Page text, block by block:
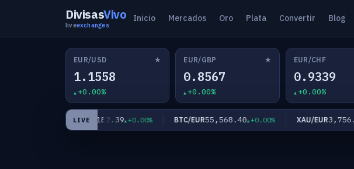
DivisasVivo
liveexchanges
Inicio Mercados Oro Plata Convertir Blog
EUR/USD ★
1.1558
+0.00%
EUR/GBP ★
0.8567
+0.00%
EUR/CHF
0.9339
+0.00%
LIVE
EUR/JPY182.39 +0.00% BTC/EUR55,568.40 +0.00% XAU/EUR3,756.35